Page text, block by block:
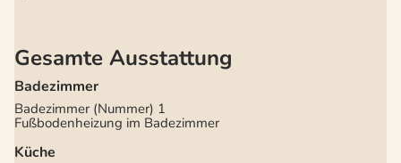
Gesamte Ausstattung
Badezimmer
Badezimmer (Nummer) 1
Fußbodenheizung im Badezimmer
Küche